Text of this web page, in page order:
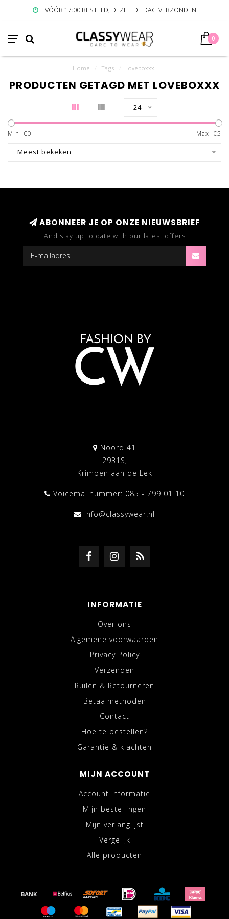
VÓÓR 17:00 BESTELD, DEZELFDE DAG VERZONDEN
0
Home Tags loveboxxx
PRODUCTEN GETAGD MET LOVEBOXXX
24
Min: €0 Max: €5
Meest bekeken
ABONNEER JE OP ONZE NIEUWSBRIEF
And stay up to date with our latest offers
Noord 41
2931SJ
Krimpen aan de Lek
Voicemailnummer: 085 - 799 01 10
info@classywear.nl
INFORMATIE
Over ons
Algemene voorwaarden
Privacy Policy
Verzenden
Ruilen & Retourneren
Betaalmethoden
Contact
Hoe te bestellen?
Garantie & klachten
MIJN ACCOUNT
Account informatie
Mijn bestellingen
Mijn verlanglijst
Vergelijk
Alle producten